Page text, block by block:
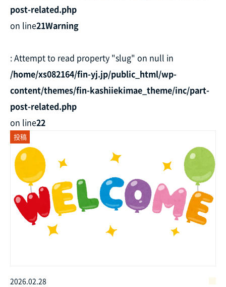
post-related.php
on line21Warning
: Attempt to read property "slug" on null in
/home/xs082164/fin-yj.jp/public_html/wp-
content/themes/fin-kashiiekimae_theme/inc/part-
post-related.php
on line22
投稿
2026.02.28